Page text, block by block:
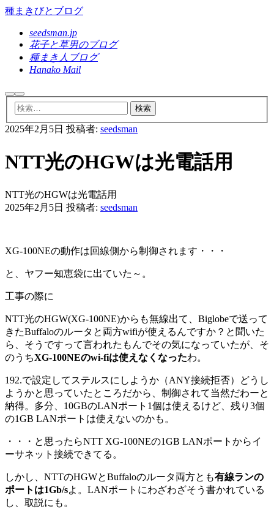
種まきびとブログ
seedsman.jp
花子と草男のブログ
種まき人ブログ
Hanako Mail
検 メ
イ
ン
メ
ュ
2025年2月5日 投稿者: seedsman
NTT光のHGWは光電話用
NTT光のHGWは光電話用
2025年2月5日 投稿者: seedsman
XG-100NEの動作は回線側から制御されます・・・
と、ヤフー知恵袋に出ていた～。
工事の際に
NTT光のHGW(XG-100NE)からも無線出て、Biglobeで送って
きたBuffaloのルータと両方wifiが使えるんですか？と聞いた
ら、そうですって言われたもんでその気になっていたが、そ
のうちXG-100NEのwi-fiは使えなくなったわ。
192.で設定してステルスにしようか（ANY接続拒否）どうし
ようかと思っていたところだから、制御されて当然だわーと
納得。多分、10GBのLANポート1個は使えるけど、残り3個
の1GB LANポートは使えないのかも。
・・・と思ったらNTT XG-100NEの1GB LANポートからイ
ーサネット接続できてる。
しかし、NTTのHGWとBuffaloのルータ両方とも有線ランの
ポートは1Gb/sよ。LANポートにわざわざそう書かれている
し、取説にも。